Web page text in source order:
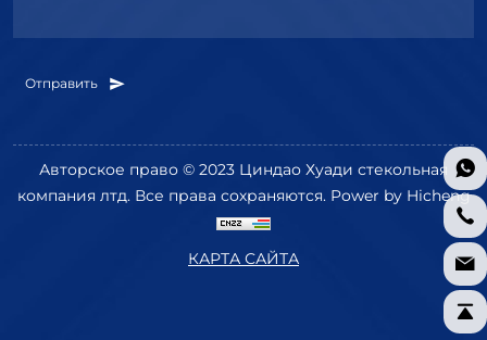
Отправить
Авторское право © 2023 Циндао Хуади стекольная
компания лтд. Все права сохраняются. Power by Hicheng
КАРТА САЙТА